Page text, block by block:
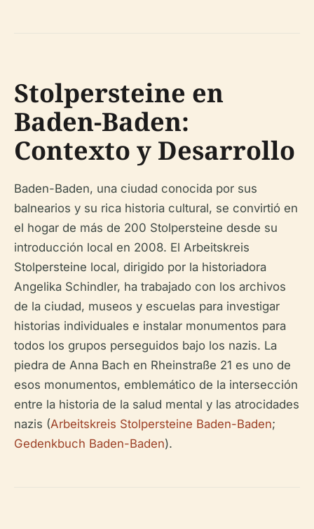
Stolpersteine en
Baden-Baden:
Contexto y Desarrollo
Baden-Baden, una ciudad conocida por sus
balnearios y su rica historia cultural, se convirtió en
el hogar de más de 200 Stolpersteine desde su
introducción local en 2008. El Arbeitskreis
Stolpersteine local, dirigido por la historiadora
Angelika Schindler, ha trabajado con los archivos
de la ciudad, museos y escuelas para investigar
historias individuales e instalar monumentos para
todos los grupos perseguidos bajo los nazis. La
piedra de Anna Bach en Rheinstraße 21 es uno de
esos monumentos, emblemático de la intersección
entre la historia de la salud mental y las atrocidades
nazis (Arbeitskreis Stolpersteine Baden-Baden;
Gedenkbuch Baden-Baden).